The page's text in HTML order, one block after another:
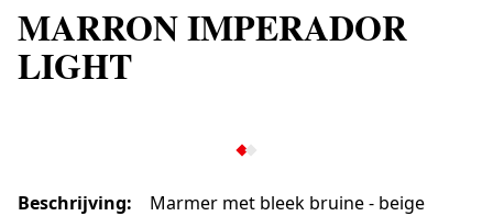
MARRON IMPERADOR
LIGHT
Beschrijving:
Marmer met bleek bruine - beige